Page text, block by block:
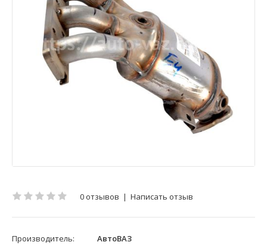
0 отзывов | Написать отзыв
Производитель:
АвтоВАЗ